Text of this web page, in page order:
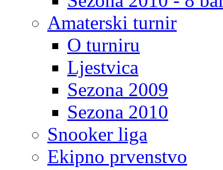
Amaterski turnir
O turniru
Ljestvica
Sezona 2009
Sezona 2010
Snooker liga
Ekipno prvenstvo